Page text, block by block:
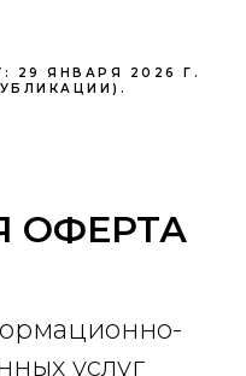
29 ЯНВАРЯ 2026 Г.
ОФЕРТА
услуг